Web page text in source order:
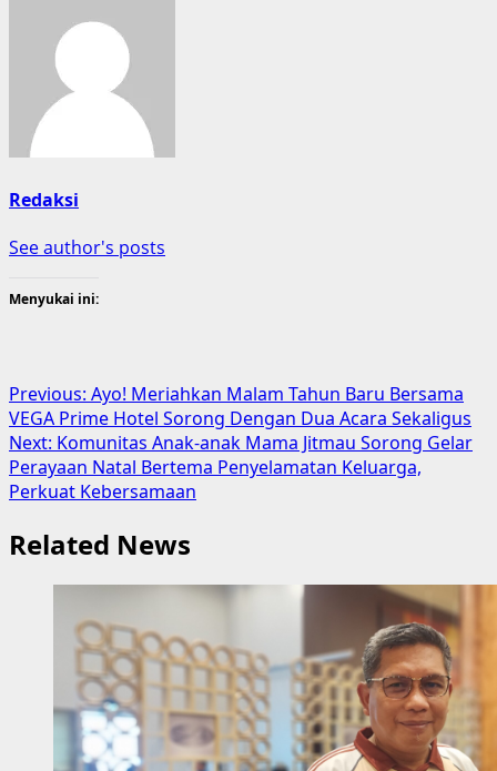
Redaksi
See author's posts
Menyukai ini:
Post
navigation
Previous: Ayo! Meriahkan Malam Tahun Baru Bersama
VEGA Prime Hotel Sorong Dengan Dua Acara Sekaligus
Next: Komunitas Anak-anak Mama Jitmau Sorong Gelar
Perayaan Natal Bertema Penyelamatan Keluarga,
Perkuat Kebersamaan
Related News